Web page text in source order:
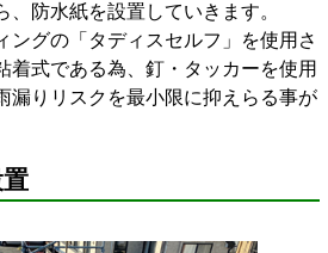
防水紙を設置していきます。
グの「タディスセルフ」を使用さ
着式である為、釘・タッカーを使用
漏りリスクを最小限に抑えらる事が